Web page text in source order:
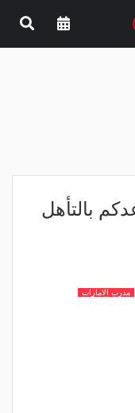
بالتأهل
مدرب الامارات